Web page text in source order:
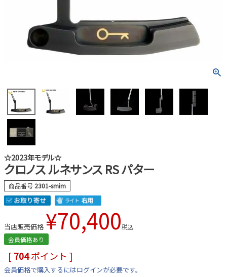
☆2023年モデル☆
クロノス ルネサンス RS パター
商品番号 2301-smim
当店販売価格 ¥70,400税込
会員価格あり
[ 704ポイント ]
会員価格で購入するにはログインが必要です。